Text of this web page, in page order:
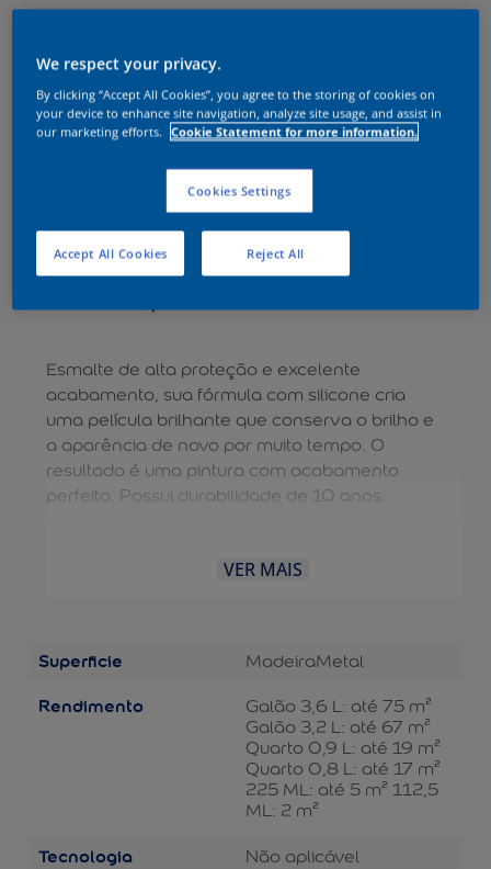
Esmalte de alta proteção e excelente
acabamento, sua fórmula com silicone cria
uma película brilhante que conserva o brilho e
a aparência de novo por muito tempo. O
resultado é uma pintura com acabamento
perfeito. Possui durabilidade de 10 anos.
VER MAIS
Superficie MadeiraMetal
Rendimento
Galão 3,6 L: até 75 m²
Galão 3,2 L: até 67 m²
Quarto 0,9 L: até 19 m²
Quarto 0,8 L: até 17 m²
225 ML: até 5 m² 112,5
ML: 2 m²
Tecnologia Não aplicável
We respect your privacy.
By clicking “Accept All Cookies”, you agree to the storing of cookies on
your device to enhance site navigation, analyze site usage, and assist in
our marketing efforts.
Cookie Statement for more information.
Cookies Settings
Reject All
Accept All Cookies